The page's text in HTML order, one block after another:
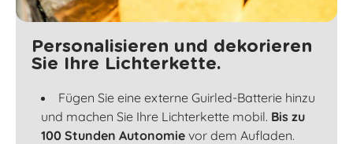
Personalisieren und dekorieren
Sie Ihre Lichterkette.
Fügen Sie eine externe Guirled-Batterie hinzu
und machen Sie Ihre Lichterkette mobil. Bis zu
100 Stunden Autonomie vor dem Aufladen.